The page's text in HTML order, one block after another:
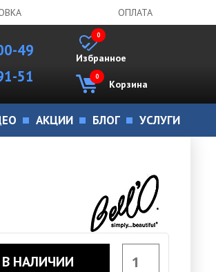
ОПЛАТА
49
51
Избранное
0
Корзина
0
АКЦИИ БЛОГ УСЛУГИ
НАЛИЧИИ